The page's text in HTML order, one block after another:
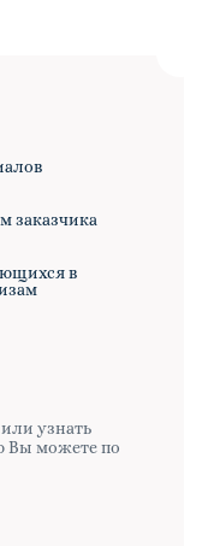
заказчика
в
узнать
Вы можете по